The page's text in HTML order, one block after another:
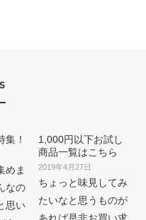
集！
めま
なの
思い
1,000円以下お試し
商品一覧はこちら
2019年4月27日
ちょっと味見してみ
たいなと思うものが